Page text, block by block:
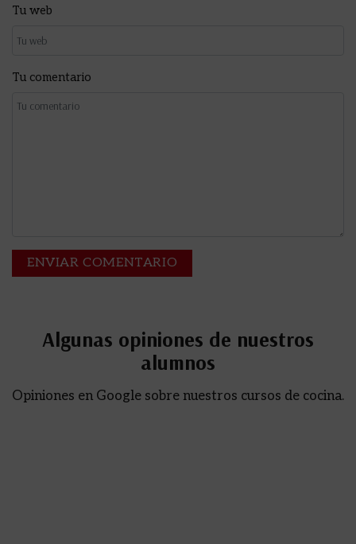
Tu web
Tu comentario
Algunas opiniones de nuestros
alumnos
Opiniones en Google sobre nuestros cursos de cocina.